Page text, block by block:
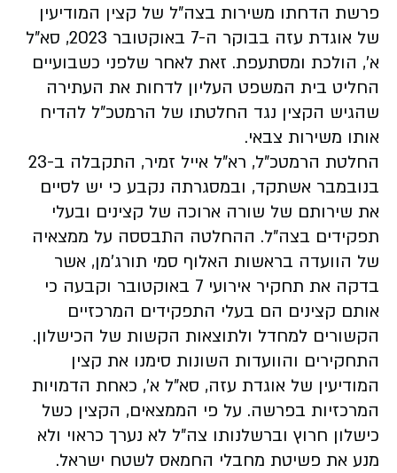
פרשת הדחתו משירות בצה"ל של קצין המודיעין
של אוגדת עזה בבוקר ה-7 באוקטובר
2023, סא"ל
א', הולכת ומסתעפת. זאת לאחר שלפני כשבועיים
החליט בית המשפט העליון לדחות את העתירה
שהגיש הקצין נגד החלטתו של הרמטכ"ל להדיח
אותו משירות צבאי.
החלטת הרמטכ"ל, רא"ל אייל זמיר, התקבלה ב-23
בנובמבר אשתקד, ובמסגרתה נקבע כי יש לסיים
את שירותם של שורה ארוכה של קצינים ובעלי
תפקידים בצה"ל. ההחלטה התבססה על ממצאיה
של הוועדה בראשות האלוף סמי תורג'מן, אשר
בדקה את תחקיר אירועי 7 באוקטובר וקבעה כי
אותם קצינים הם בעלי התפקידים המרכזיים
הקשורים למחדל ולתוצאות הקשות של הכישלון.
התחקירים והוועדות השונות סימנו את קצין
המודיעין של אוגדת עזה, סא"ל א', כאחת הדמויות
המרכזיות בפרשה. על פי הממצאים, הקצין כשל
כישלון חרוץ וברשלנותו צה"ל לא נערך כראוי ולא
מנע את פשיטת מחבלי החמאס לשטח ישראל.